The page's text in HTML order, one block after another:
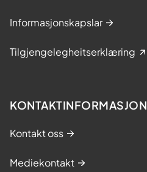
Informasjonskapslar
Tilgjengelegheitserklæring
KONTAKTINFORMASJON
Kontakt oss
Mediekontakt